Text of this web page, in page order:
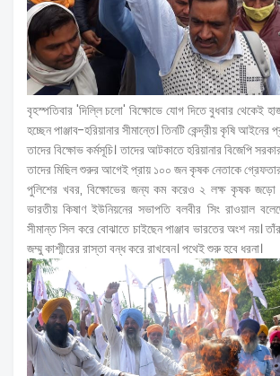
বৃহস্পতিবার 'দিল্লি চলো' বিক্ষোভে যোগ দিতে বুধবার থেকেই
হচ্ছেন পাঞ্জাব-হরিয়ানার সীমান্তে। তিনটি কেন্দ্রীয় কৃষি আইনের
তাদের বিক্ষোভ কর্মসূচি। তাদের আটকাতে হরিয়ানার বিজেপি
তাদের মিছিল শুরুর আগেই প্রায় ১০০ জন কৃষক নেতাকে গ্রেফতার
পুলিশের খবর, বিক্ষোভের জন্য কম করেও ২ লক্ষ কৃষক জড়ো
ভারতীয় কিষাণ ইউনিয়নের সভাপতি বলবীর সিং রাওয়াল
সীমান্ত সিল করে বোঝাতে চাইছেন পাঞ্জাব ভারতের অংশ নয়।
জম্মু কাশ্মীরের রাস্তা বন্ধ করে রাখবেন। পথেই শুরু হবে ধরনা।